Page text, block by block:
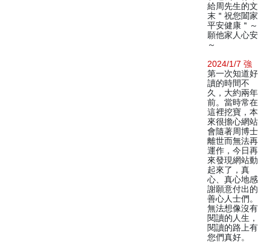
給周先生的文
末＂祝您闔家
平安健康＂～
願他家人心安
～
2024/1/7 強
第一次知道好
讀的時間不
久，大約兩年
前。當時常在
這裡挖寶，本
來很擔心網站
會隨著周博士
離世而無法再
運作，今日再
來發現網站動
起來了，真
心、真心地感
謝願意付出的
善心人士們。
無法想像沒有
閱讀的人生，
閱讀的路上有
您們真好。